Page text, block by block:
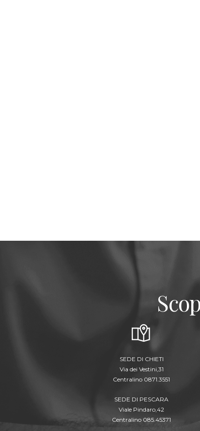
SEDE DI CHIETI
Via dei Vestini,31
Centralino 0871.3551
SEDE DI PESCARA
Viale Pindaro,42
Centralino 085.45371